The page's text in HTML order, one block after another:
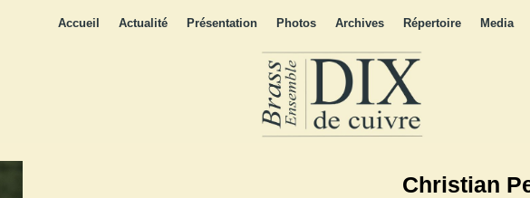
Accueil Actualité Présentation Photos Archives Répertoire Media
Christian